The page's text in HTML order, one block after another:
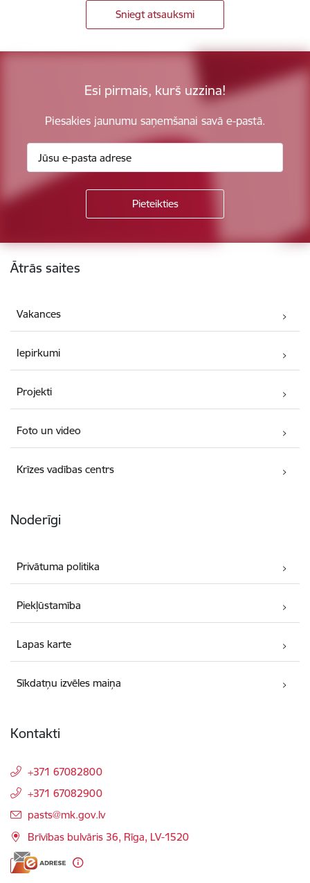
Sniegt atsauksmi
Esi pirmais, kurš uzzina!
Piesakies jaunumu saņemšanai savā e-pastā.
Kājene
Ātrās saites
Vakances
Iepirkumi
Projekti
Foto un video
Krīzes vadības centrs
Noderīgi
Privātuma politika
Piekļūstamība
Lapas karte
Sīkdatņu izvēles maiņa
Kontakti
+371 67082800
+371 67082900
E-pasts:
pasts@mk.gov.lv
Brīvības bulvāris 36, Rīga, LV-1520